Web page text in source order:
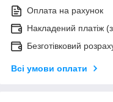
Оплата на рахунок
Накладений платіж
Безготівковий
Всі умови оплати